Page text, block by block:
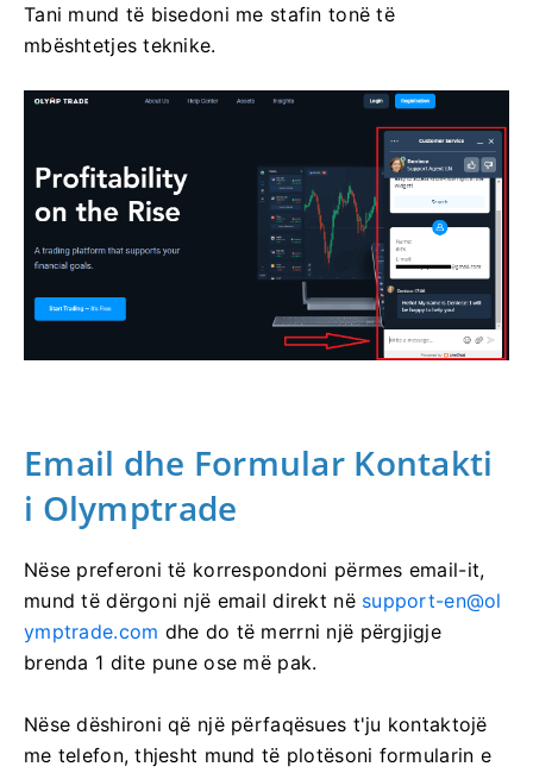
Tani mund të bisedoni me stafin tonë të
mbështetjes teknike.
Email dhe Formular Kontakti
i Olymptrade
Nëse preferoni të korrespondoni përmes email-it,
mund të dërgoni një email direkt në support-en@ol
ymptrade.com dhe do të merrni një përgjigje
brenda 1 dite pune ose më pak.
Nëse dëshironi që një përfaqësues t'ju kontaktojë
me telefon, thjesht mund të plotësoni formularin e